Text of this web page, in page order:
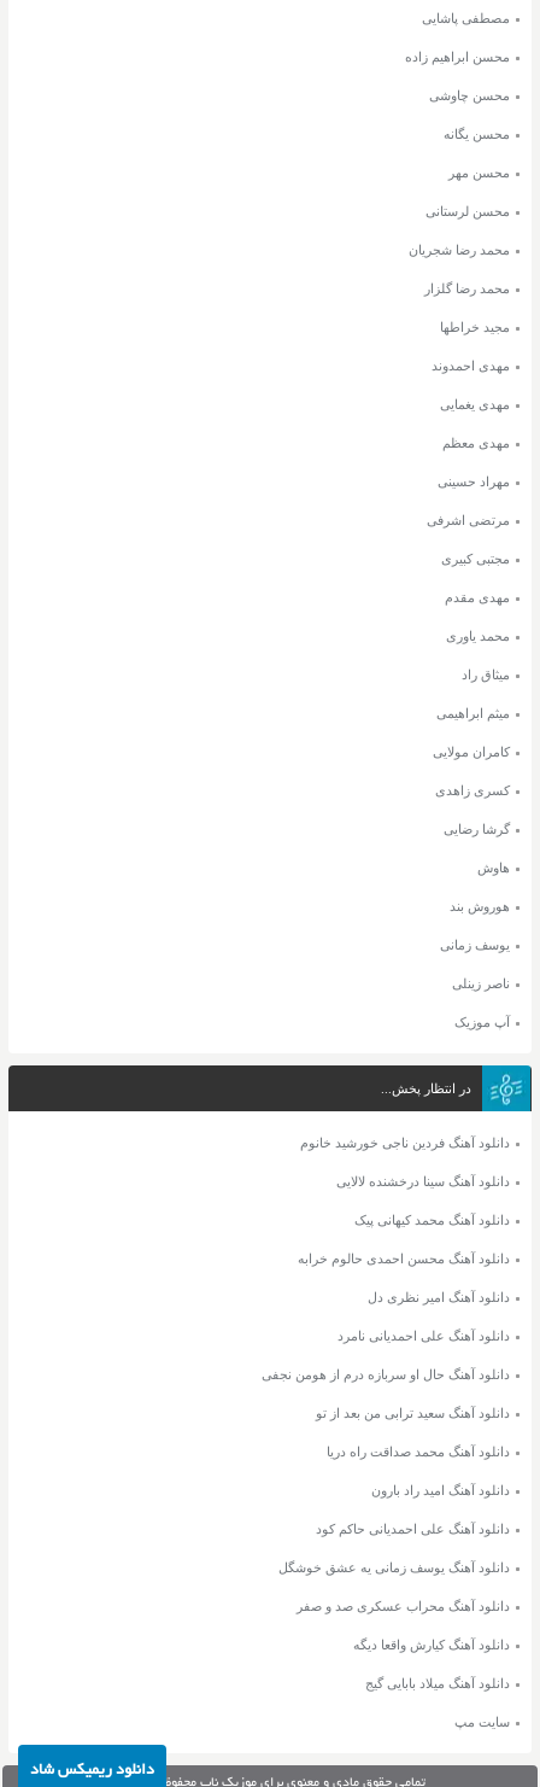
مصطفی پاشایی
محسن ابراهیم زاده
محسن چاوشی
محسن یگانه
محسن مهر
محسن لرستانی
محمد رضا شجریان
محمد رضا گلزار
مجید خراطها
مهدی احمدوند
مهدی یغمایی
مهدی معظم
مهراد حسینی
مرتضی اشرفی
مجتبی کبیری
مهدی مقدم
محمد یاوری
میثاق راد
میثم ابراهیمی
کامران مولایی
کسری زاهدی
گرشا رضایی
هاوش
هوروش بند
یوسف زمانی
ناصر زینلی
آپ موزیک
در انتظار پخش...
دانلود آهنگ فردین ناجی خورشید خانوم
دانلود آهنگ سینا درخشنده لالایی
دانلود آهنگ محمد کیهانی پیک
دانلود آهنگ محسن احمدی حالوم خرابه
دانلود آهنگ امیر نظری دل
دانلود آهنگ علی احمدیانی نامرد
دانلود آهنگ حال او سربازه درم از هومن نجفی
دانلود آهنگ سعید ترابی من بعد از تو
دانلود آهنگ محمد صداقت راه دریا
دانلود آهنگ امید راد بارون
دانلود آهنگ علی احمدیانی حاکم کود
دانلود آهنگ یوسف زمانی یه عشق خوشگل
دانلود آهنگ محراب عسکری صد و صفر
دانلود آهنگ کیارش واقعا دیگه
دانلود آهنگ میلاد بابایی گیج
سایت مپ
تمامی حقوق مادی و معنوی برای موزیک ناب محفوظ می‌باشد.
دانلود ریمیکس شاد